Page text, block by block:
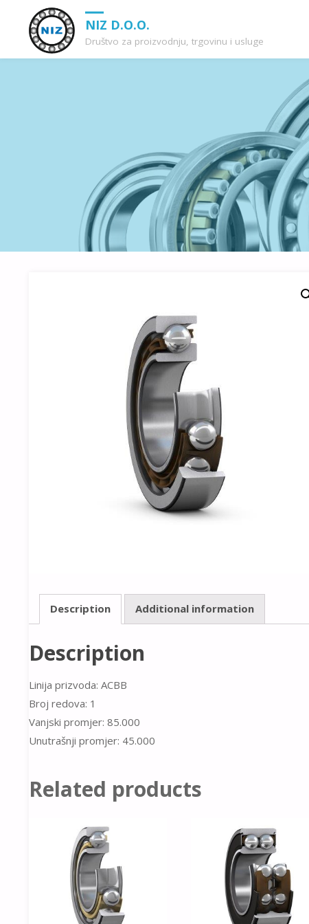
NIZ D.O.O.
Društvo za proizvodnju, trgovinu i usluge
Description Additional information
Description
Linija prizvoda: ACBB
Broj redova: 1
Vanjski promjer: 85.000
Unutrašnji promjer: 45.000
Related products